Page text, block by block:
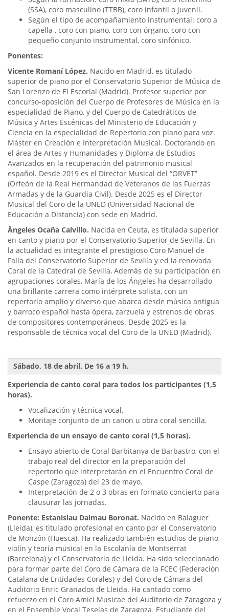
(SSA), coro masculino (TTBB), coro infantil o juvenil.
Según el tipo de acompañamiento instrumental: coro a
capella , coro con piano, coro con órgano, coro con
pequeño conjunto instrumental, coro sinfónico.
​​Ponentes:
Vicente Romaní López. Nacido en Madrid, es titulado
superior de piano por el Conservatorio Superior de Música de
San Lorenzo de El Escorial (Madrid). Profesor superior por
concurso-oposición del Cuerpo de Profesores de Música en la
especialidad de Piano, y del Cuerpo de Catedráticos de
Música y Artes Escénicas del Ministerio de Educación y
Ciencia en la especialidad de Repertorio con piano para voz.
Máster en Creación e Interpretación Musical. Doctorando en
el área de Artes y Humanidades y Diploma de Estudios
Avanzados en la recuperación del patrimonio musical
español. Desde 2019 es el Director Musical del “ORVET”
(Orfeón de la Real Hermandad de Veteranos de las Fuerzas
Armadas y de la Guardia Civil). Desde 2025 es el Director
Musical del Coro de la UNED (Universidad Nacional de
Educación a Distancia) con sede en Madrid.
Ängeles Ocaña Calvillo. Nacida en Ceuta, es titulada superior
en canto y piano por el Conservatorio Superior de Sevilla. En
la actualidad es integrante el prestigioso Coro Manuel de
Falla del Conservatorio Superior de Sevilla y ed la renovada
Coral de la Catedral de Sevilla, Además de su participación en
agrupaciones corales, María de los Ángeles ha desarrollado
una brillante carrera como intérprete solista, con un
repertorio amplio y diverso que abarca desde música antigua
y barroco español hasta ópera, zarzuela y estrenos de obras
de compositores contemporáneos. Desde 2025 es la
responsable de técnica vocal del Coro de la UNED (Madrid).
Sábado, 18 de abril. De 16 a 19 h.
Experiencia de canto coral para todos los participantes (1,5
horas).
Vocalización y técnica vocal.
Montaje conjunto de un canon u obra coral sencilla.
Experiencia de un ensayo de canto coral (1,5 horas).
Ensayo abierto de Coral Barbitanya de Barbastro, con el
trabajo real del director en la preparación del
repertorio que interpretarán en el Encuentro Coral de
Caspe (Zaragoza) del 23 de mayo.
Interpretación de 2 o 3 obras en formato concierto para
clausurar las jornadas.
​Ponente: Estanislau Dalmau Boronat. Nacido en Balaguer
(Lleida), es titulado profesional en canto por el Conservatorio
de Monzón (Huesca). Ha realizado también estudios de piano,
violín y teoría musical en la Escolanía de Montserrat
(Barcelona) y el Conservatorio de Lleida. Ha sido seleccionado
para formar parte del Coro de Cámara de la FCEC (Federación
Catalana de Entidades Corales) y del Coro de Cámara del
Auditorio Enric Granados de Lleida. Ha cantado como
refuerzo en el Coro Amici Musicae del Auditorio de Zaragoza y
en el Ensemble Vocal Teselas de Zaragoza. Estudiante del